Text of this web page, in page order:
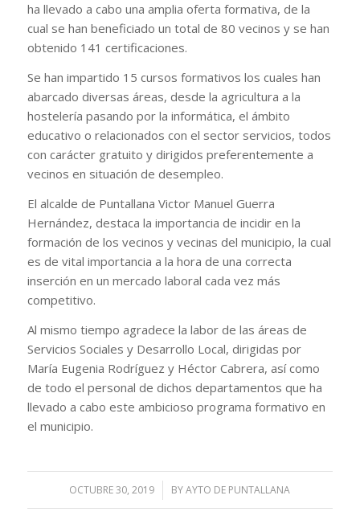
ha llevado a cabo una amplia oferta formativa, de la
cual se han beneficiado un total de 80 vecinos y se han
obtenido 141 certificaciones.
Se han impartido 15 cursos formativos los cuales han
abarcado diversas áreas, desde la agricultura a la
hostelería pasando por la informática, el ámbito
educativo o relacionados con el sector servicios, todos
con carácter gratuito y dirigidos preferentemente a
vecinos en situación de desempleo.
El alcalde de Puntallana Victor Manuel Guerra
Hernández, destaca la importancia de incidir en la
formación de los vecinos y vecinas del municipio, la cual
es de vital importancia a la hora de una correcta
inserción en un mercado laboral cada vez más
competitivo.
Al mismo tiempo agradece la labor de las áreas de
Servicios Sociales y Desarrollo Local, dirigidas por
María Eugenia Rodríguez y Héctor Cabrera, así como
de todo el personal de dichos departamentos que ha
llevado a cabo este ambicioso programa formativo en
el municipio.
OCTUBRE 30, 2019
/ BYAYTO DE PUNTALLANA